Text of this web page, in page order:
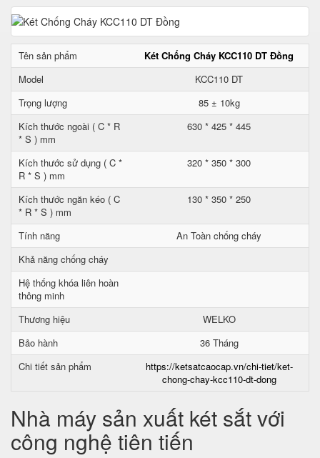
Tên sản phẩm
Két Chống Cháy KCC110 DT Đồng
Model
KCC110 DT
Trọng lượng
85 ± 10kg
Kích thước ngoài ( C * R
* S ) mm
630 * 425 * 445
Kích thước sử dụng ( C *
R * S ) mm
320 * 350 * 300
Kích thước ngăn kéo ( C
* R * S ) mm
130 * 350 * 250
Tính năng
An Toàn chống cháy
Khả năng chống cháy
Hệ thống khóa liên hoàn
thông minh
Thương hiệu
WELKO
Bảo hành
36 Tháng
Chi tiết sản phẩm
https://ketsatcaocap.vn/chi-tiet/ket-
chong-chay-kcc110-dt-dong
Nhà máy sản xuất két sắt với
công nghệ tiên tiến